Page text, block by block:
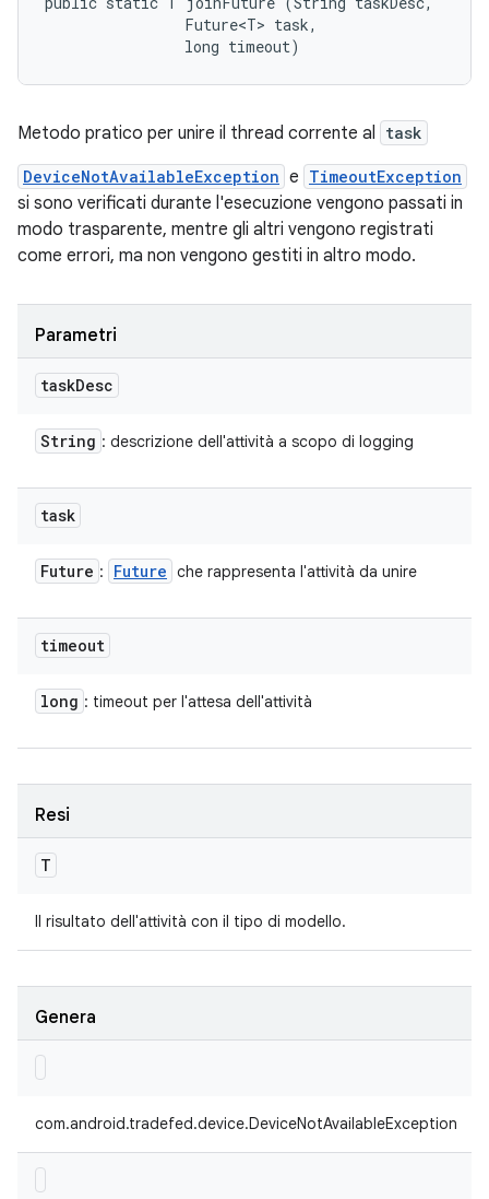
                Future<T> task,
                long timeout)
Metodo pratico per unire il thread corrente al task
DeviceNotAvailableException e TimeoutException
si sono verificati durante l'esecuzione vengono passati in
modo trasparente, mentre gli altri vengono registrati
come errori, ma non vengono gestiti in altro modo.
Parametri
taskDesc
String : descrizione dell'attività a scopo di logging
task
Future : Future che rappresenta l'attività da unire
timeout
long : timeout per l'attesa dell'attività
Resi
T
Il risultato dell'attività con il tipo di modello.
Genera
com.android.tradefed.device.DeviceNotAvailableException